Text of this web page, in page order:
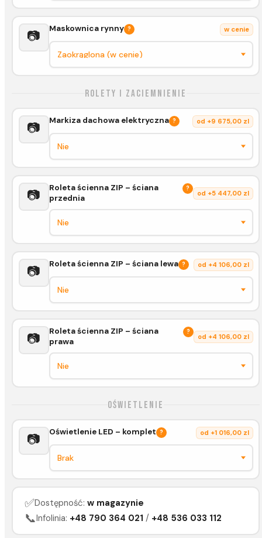
📷 Maskownica rynny ? w cenie
Rolety i zaciemnienie
📷 Markiza dachowa elektryczna ? od +9 675,00 zl
📷
Roleta ścienna ZIP – ściana
przednia
?
od +5 447,00 zl
📷 Roleta ścienna ZIP – ściana lewa ? od +4 106,00 zl
📷
Roleta ścienna ZIP – ściana
prawa
?
od +4 106,00 zl
Oświetlenie
📷 Oświetlenie LED – komplet ? od +1 016,00 zl
✅Dostępność: w magazynie
📞Infolinia: +48 790 364 021 / +48 536 033 112